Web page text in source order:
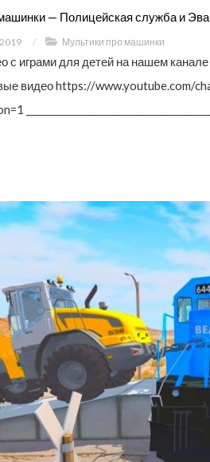
— Полицейская служба и
/ Мультики про машинки
с играми для детей на нашем
видео https://www.youtube.com/